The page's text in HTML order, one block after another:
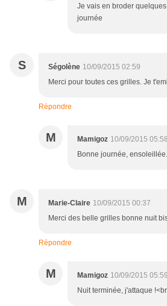
Je vais en broder
journée
S Ségolène 10/09/2015 02:59
Merci pour toutes ces grilles. Je
Répondre
M Mamigoz 10/09/2015 05:58
Bonne journée, ensoleillée.
M Marie-Claire 10/09/2015 00:37
Merci des belle grilles bonne nuit
Répondre
M Mamigoz 10/09/2015 05:59
Nuit terminée, j'attaque